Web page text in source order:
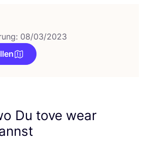
08/03/2023
Du tove wear